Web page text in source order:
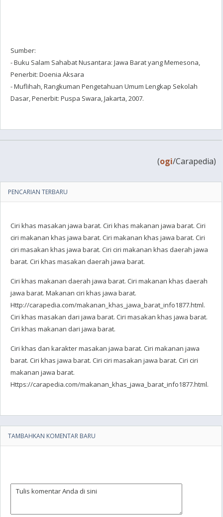
Sumber:
- Buku Salam Sahabat Nusantara: Jawa Barat yang Memesona,
Penerbit: Doenia Aksara
- Muflihah, Rangkuman Pengetahuan Umum Lengkap Sekolah
Dasar, Penerbit: Puspa Swara, Jakarta, 2007.
(ogi/Carapedia)
PENCARIAN TERBARU
Ciri khas masakan jawa barat. Ciri khas makanan jawa barat. Ciri
ciri makanan khas jawa barat. Ciri makanan khas jawa barat. Ciri
ciri masakan khas jawa barat. Ciri ciri makanan khas daerah jawa
barat. Ciri khas masakan daerah jawa barat.
Ciri khas makanan daerah jawa barat. Ciri makanan khas daerah
jawa barat. Makanan ciri khas jawa barat.
Http://carapedia.com/makanan_khas_jawa_barat_info1877.html.
Ciri khas masakan dari jawa barat. Ciri masakan khas jawa barat.
Ciri khas makanan dari jawa barat.
Ciri khas dan karakter masakan jawa barat. Ciri makanan jawa
barat. Ciri khas jawa barat. Ciri ciri masakan jawa barat. Ciri ciri
makanan jawa barat.
Https://carapedia.com/makanan_khas_jawa_barat_info1877.html.
TAMBAHKAN KOMENTAR BARU